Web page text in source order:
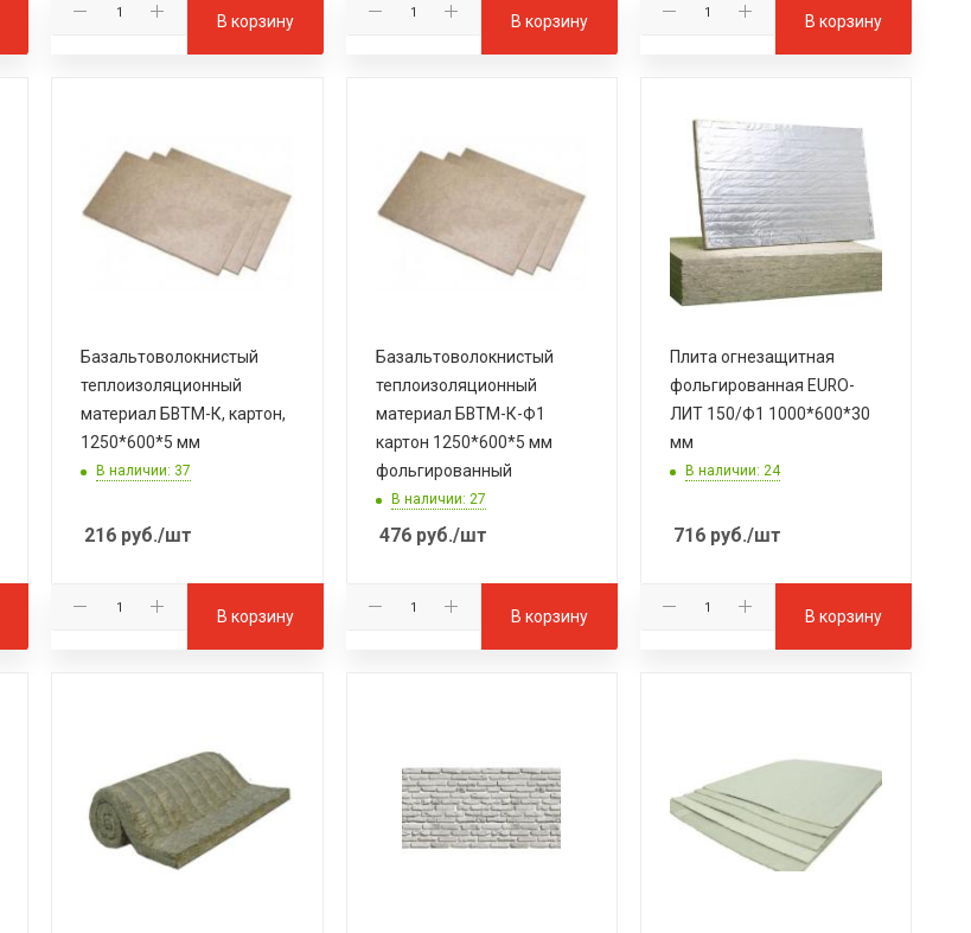
В корзину В корзину В корзину
Базальтоволокнистый
теплоизоляционный
материал БВТМ-К, картон,
1250*600*5 мм
В наличии: 37
216 руб./шт
В корзину
Базальтоволокнистый
теплоизоляционный
материал БВТМ-К-Ф1
картон 1250*600*5 мм
фольгированный
В наличии: 27
476руб./шт
В корзину
Плита огнезащитная
фольгированная EURO-
ЛИТ 150/Ф1 1000*600*30
мм
В наличии: 24
716руб./шт
В корзину